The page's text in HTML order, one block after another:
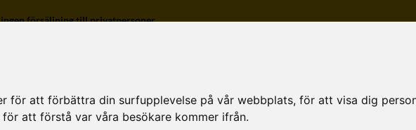
för att förbättra din surfupplevelse på vår webbplats, för att visa dig
att förstå var våra besökare kommer ifrån.
försäljning till privatpersoner.